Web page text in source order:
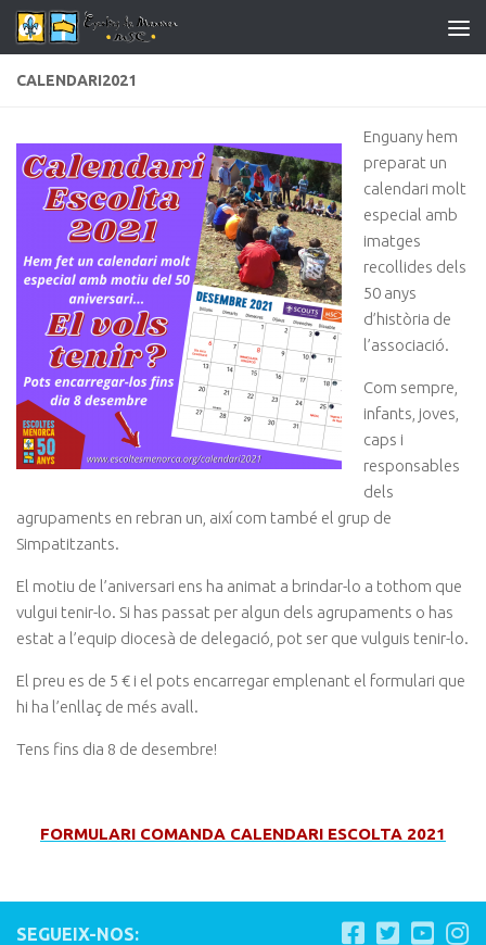
Skip to content
CALENDARI2021
Enguany hem
preparat un
calendari molt
especial amb
imatges
recollides dels
50 anys
d’història de
l’associació.
Com sempre,
infants, joves,
caps i
responsables
dels
agrupaments en rebran un, així com també el grup de
Simpatitzants.
El motiu de l’aniversari ens ha animat a brindar-lo a tothom que
vulgui tenir-lo. Si has passat per algun dels agrupaments o has
estat a l’equip diocesà de delegació, pot ser que vulguis tenir-lo.
El preu es de 5 € i el pots encarregar emplenant el formulari que
hi ha l’enllaç de més avall.
Tens fins dia 8 de desembre!
FORMULARI COMANDA CALENDARI ESCOLTA 2021
SEGUEIX-NOS: